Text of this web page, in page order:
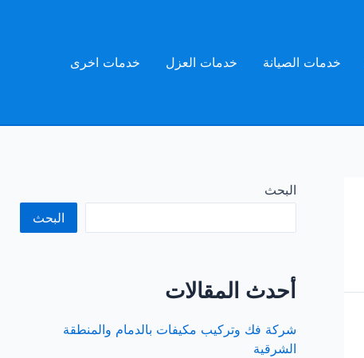
خدمات الصيانة خدمات العزل خدمات اخرى
البحث
البحث
أحدث المقالات
شركة فك وتركيب مكيفات بالدمام والمنطقة
الشرقية